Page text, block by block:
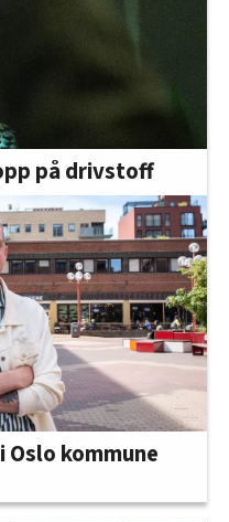
på drivstoff
kommune